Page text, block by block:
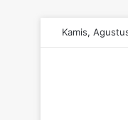
Kamis,